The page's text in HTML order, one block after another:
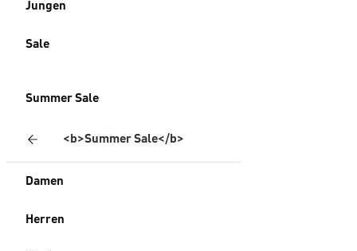
Jungen
Sale
Summer Sale
<b>Summer Sale</b>
Damen
Herren